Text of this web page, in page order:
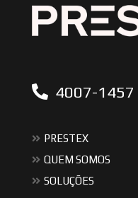
4007-1457
PRESTEX
QUEM SOMOS
SOLUÇÕES